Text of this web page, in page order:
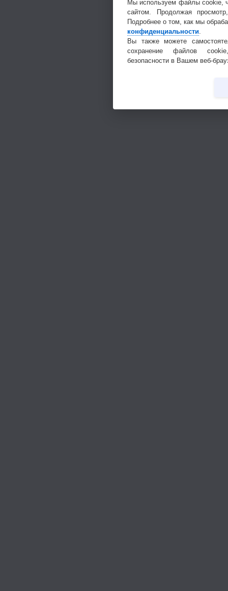
Мы используем файлы cookie,
сайтом. Продолжая
Подробнее о том, как мы
конфиденциальности
Вы также можете
сохранение файлов
безопасности в Вашем веб-